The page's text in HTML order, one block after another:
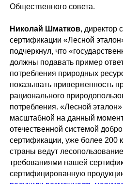
Общественного совета.
Николай Шматков, директор
сертификации «Лесной
подчеркнул, что
должны подавать пример
потребления природных
показывать приверженность
рационального
потребления. «Лесной
масштабной на данный
отечественной системой
сертификации, уже более 200
страны ведут
требованиями нашей
сертифицированную